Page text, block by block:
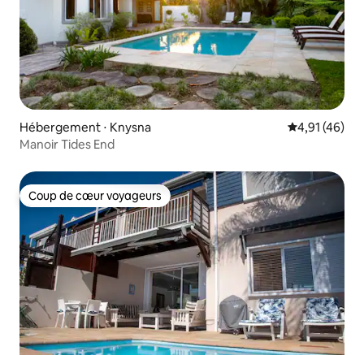
Hébergement ⋅ Knysna Évaluation
4,91 (46)
Manoir Tides End
Coup de cœur voyageurs
Coup de cœur voyageurs